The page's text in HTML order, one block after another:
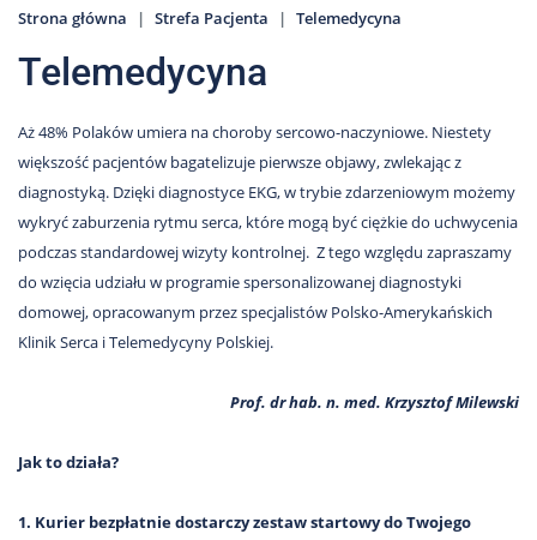
Strona główna Strefa Pacjenta Telemedycyna
Telemedycyna
Aż 48% Polaków umiera na choroby sercowo-naczyniowe. Niestety
większość pacjentów bagatelizuje pierwsze objawy, zwlekając z
diagnostyką. Dzięki diagnostyce EKG, w trybie zdarzeniowym możemy
wykryć zaburzenia rytmu serca, które mogą być ciężkie do uchwycenia
podczas standardowej wizyty kontrolnej. Z tego względu zapraszamy
do wzięcia udziału w programie spersonalizowanej diagnostyki
domowej, opracowanym przez specjalistów Polsko-Amerykańskich
Klinik Serca i Telemedycyny Polskiej.
Prof. dr hab. n. med. Krzysztof Milewski
Jak to działa?
1. Kurier bezpłatnie dostarczy zestaw startowy do Twojego